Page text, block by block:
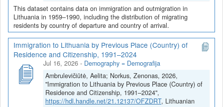
This dataset contains data on immigration and outmigration in
Lithuania in 1959–1990, including the distribution of migrating
residents by country of departure and country of arrival.
Immigration to Lithuania by Previous Place (Country) of
Residence and Citizenship, 1991–2024
Jul 16, 2026 - Demography = Demografija
Ambrulevičiūtė, Aelita; Norkus, Zenonas, 2026,
"Immigration to Lithuania by Previous Place (Country) of
Residence and Citizenship, 1991–2024",
https://hdl.handle.net/21.12137/OFZDRT, Lithuanian